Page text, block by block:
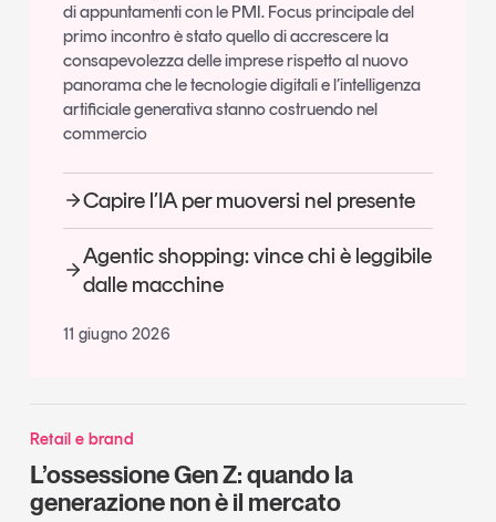
di appuntamenti con le PMI. Focus principale del
primo incontro è stato quello di accrescere la
consapevolezza delle imprese rispetto al nuovo
panorama che le tecnologie digitali e l’intelligenza
artificiale generativa stanno costruendo nel
commercio
Capire l’IA per muoversi nel presente
Agentic shopping: vince chi è leggibile
dalle macchine
11 giugno 2026
Retail e brand
L’ossessione Gen Z: quando la
generazione non è il mercato